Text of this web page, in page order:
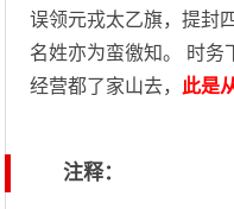
误领元戎太乙旗，提封
名姓亦为蛮徼知。 时务
经营都了家山去， 此是
注释：